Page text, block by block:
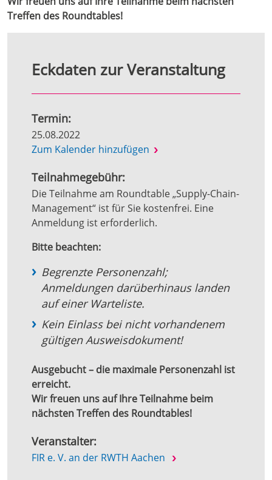
Treffen des Roundtables!
Eckdaten zur Veranstaltung
Termin:
25.08.2022
Zum Kalender hinzufügen
Teilnahmegebühr:
Die Teilnahme am Roundtable „Supply-Chain-
Management“ ist für Sie kostenfrei. Eine
Anmeldung ist erforderlich.
Bitte beachten:
Begrenzte Personenzahl;
Anmeldungen darüberhinaus landen
auf einer Warteliste.
Kein Einlass bei nicht vorhandenem
gültigen Ausweisdokument!
Ausgebucht – die maximale Personenzahl ist
erreicht.
Wir freuen uns auf Ihre Teilnahme beim
nächsten Treffen des Roundtables!
Veranstalter:
FIR e. V. an der RWTH Aachen